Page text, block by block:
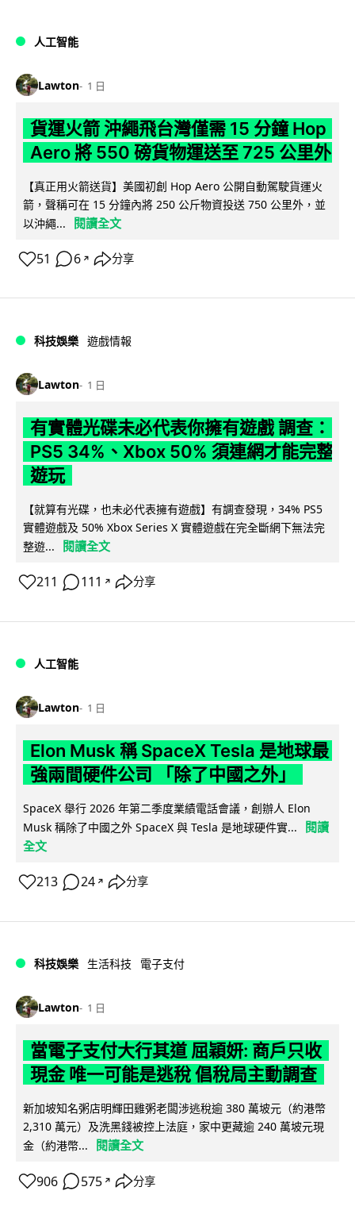
人工智能
Lawton 1 日
貨運火箭 沖繩飛台灣僅需 15 分鐘 Hop
Aero 將 550 磅貨物運送至 725 公里外
【真正用火箭送貨】美國初創 Hop Aero 公開自動駕駛貨運火
箭，聲稱可在 15 分鐘內將 250 公斤物資投送 750 公里外，並
以沖繩...
閱讀全文
51 6 ↗ 分享
科技娛樂 遊戲情報
Lawton 1 日
有實體光碟未必代表你擁有遊戲 調查：
PS5 34%、Xbox 50% 須連網才能完整
遊玩
【就算有光碟，也未必代表擁有遊戲】有調查發現，34% PS5
實體遊戲及 50% Xbox Series X 實體遊戲在完全斷網下無法完
整遊...
閱讀全文
211 111 ↗ 分享
人工智能
Lawton 1 日
Elon Musk 稱 SpaceX Tesla 是地球最
強兩間硬件公司 「除了中國之外」
SpaceX 舉行 2026 年第二季度業績電話會議，創辦人 Elon
Musk 稱除了中國之外 SpaceX 與 Tesla 是地球硬件實...
閱讀
全文
213 24 ↗ 分享
科技娛樂 生活科技 電子支付
Lawton 1 日
當電子支付大行其道 屈穎妍: 商戶只收
現金 唯一可能是逃稅 倡稅局主動調查
新加坡知名粥店明輝田雞粥老闆涉逃稅逾 380 萬坡元（約港幣
2,310 萬元）及洗黑錢被控上法庭，家中更藏逾 240 萬坡元現
金（約港幣...
閱讀全文
906 575 ↗ 分享